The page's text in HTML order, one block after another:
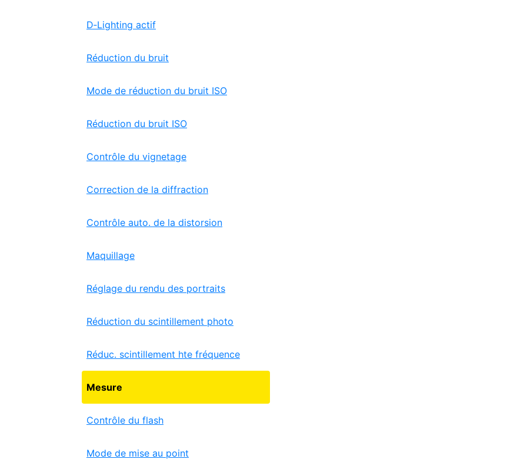
D‑Lighting actif
Réduction du bruit
Mode de réduction du bruit ISO
Réduction du bruit ISO
Contrôle du vignetage
Correction de la diffraction
Contrôle auto. de la distorsion
Maquillage
Réglage du rendu des portraits
Réduction du scintillement photo
Réduc. scintillement hte fréquence
Mesure
Contrôle du flash
Mode de mise au point